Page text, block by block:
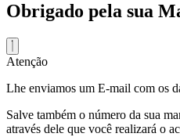
Obrigado pela sua
Atenção
Lhe enviamos um E-mail com os
Salve também o número da sua
através dele que você realizará o